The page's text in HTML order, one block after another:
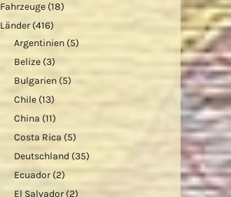
Fahrzeuge (18)
Länder (416)
Argentinien (5)
Belize (3)
Bulgarien (5)
Chile (13)
China (11)
Costa Rica (5)
Deutschland (35)
Ecuador (2)
El Salvador (2)